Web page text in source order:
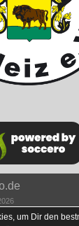
um Dir den